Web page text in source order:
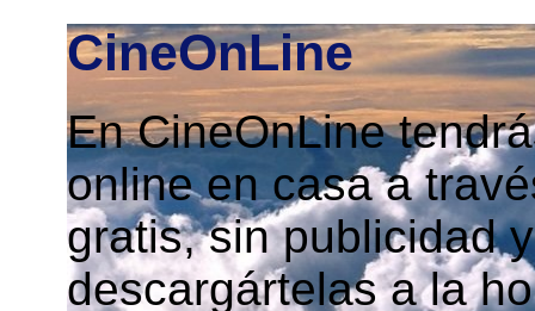
CineOnLine
En CineOnLine
online en casa a
gratis, sin publicidad
descargártelas a la